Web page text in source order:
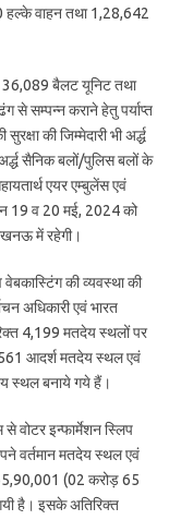
हल्के वाहन तथा 1,28,642
36,089 बैलट यूनिट तथा
से सम्पन्न कराने हेतु पर्याप्त
की जिम्मेदारी भी अर्द्ध
सैनिक बलों/पुलिस बलों के
एयर एम्बुलेंस एवं
19 व 20 मई, 2024 को
में रहेगी।
की व्यवस्था की
अधिकारी एवं भारत
4,199 मतदेय स्थलों पर
561 आदर्श मतदेय स्थल एवं
स्थल बनाये गये हैं।
से वोटर इन्फार्मेशन स्लिप
वर्तमान मतदेय स्थल एवं
(02 करोड़ 65
है। इसके अतिरिक्त